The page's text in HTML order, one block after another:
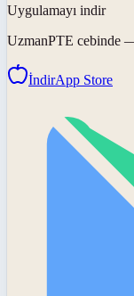
Uygulamayı indir
UzmanPTE cebinde
İndirApp Store